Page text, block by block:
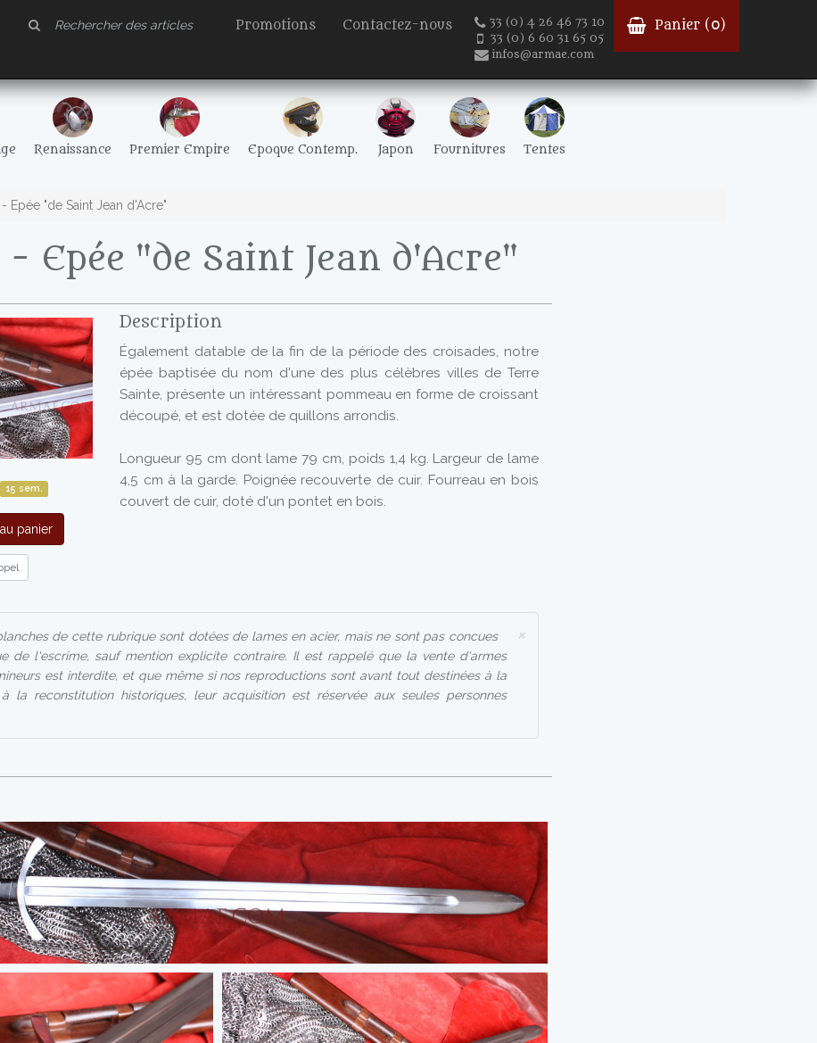
Promotions Contactez-nous
33 (0) 4 26 46 73 10
33 (0) 6 60 31 65 05
infos@armae.com
Panier ( 0)
Renaissance Premier Empire Epoque Contemp. Japon Fournitures Tentes
- Epée "de Saint Jean d'Acre"
- Epée "de Saint Jean d'Acre"
15 sem.
panier
Description
Également datable de la fin de la période des croisades, notre
épée baptisée du nom d'une des plus célèbres villes de Terre
Sainte, présente un intéressant pommeau en forme de croissant
découpé, et est dotée de quillons arrondis.
Longueur 95 cm dont lame 79 cm, poids 1,4 kg. Largeur de lame
4,5 cm à la garde. Poignée recouverte de cuir. Fourreau en bois
couvert de cuir, doté d'un pontet en bois.
×
de cette rubrique sont dotées de lames en acier, mais ne sont pas concues
de l'escrime, sauf mention explicite contraire. Il est rappelé que la vente d'armes
est interdite, et que même si nos reproductions sont avant tout destinées à la
la reconstitution historiques, leur acquisition est réservée aux seules personnes